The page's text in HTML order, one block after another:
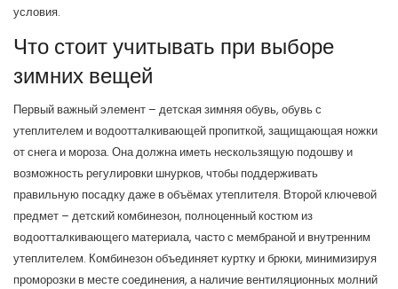
условия.
Что стоит учитывать при выборе
зимних вещей
Первый важный элемент – детская зимняя обувь, обувь с
утеплителем и водоотталкивающей пропиткой, защищающая ножки
от снега и мороза. Она должна иметь нескользящую подошву и
возможность регулировки шнурков, чтобы поддерживать
правильную посадку даже в объёмах утеплителя. Второй ключевой
предмет – детский комбинезон, полноценный костюм из
водоотталкивающего материала, часто с мембраной и внутренним
утеплителем. Комбинезон объединяет куртку и брюки, минимизируя
проморозки в месте соединения, а наличие вентиляционных молний